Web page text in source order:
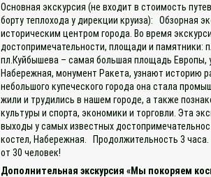
Основная экскурсия (не входит в стоимость
борту теплохода у дирекции круиза): Обзорная
историческим центром города. Во время
достопримечательности, площади и памятники:
пл.Куйбышева – самая большая площадь Европы,
Набережная, монумент Ракета, узнают историю
небольшого купеческого города она стала
жили и трудились в нашем городе, а также
культуры и спорта, экономики и торговли. Эта
выходы у самых известных
костел, Набережная. Продолжительность 3
от 30 человек!
Дополнительная экскурсия «Мы покоряем